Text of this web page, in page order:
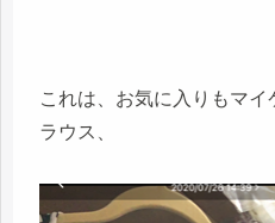
これは、お気に入りもマ
ラウス、